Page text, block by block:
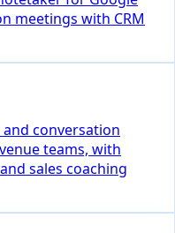
meetings with CRM
conversation
teams, with
sales coaching